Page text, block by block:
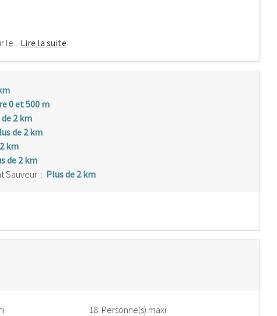
le... Lire la suite
0 et 500 m
2 km
de 2 km
km
de 2 km
Sauveur : Plus de 2 km
18 Personne(s) maxi